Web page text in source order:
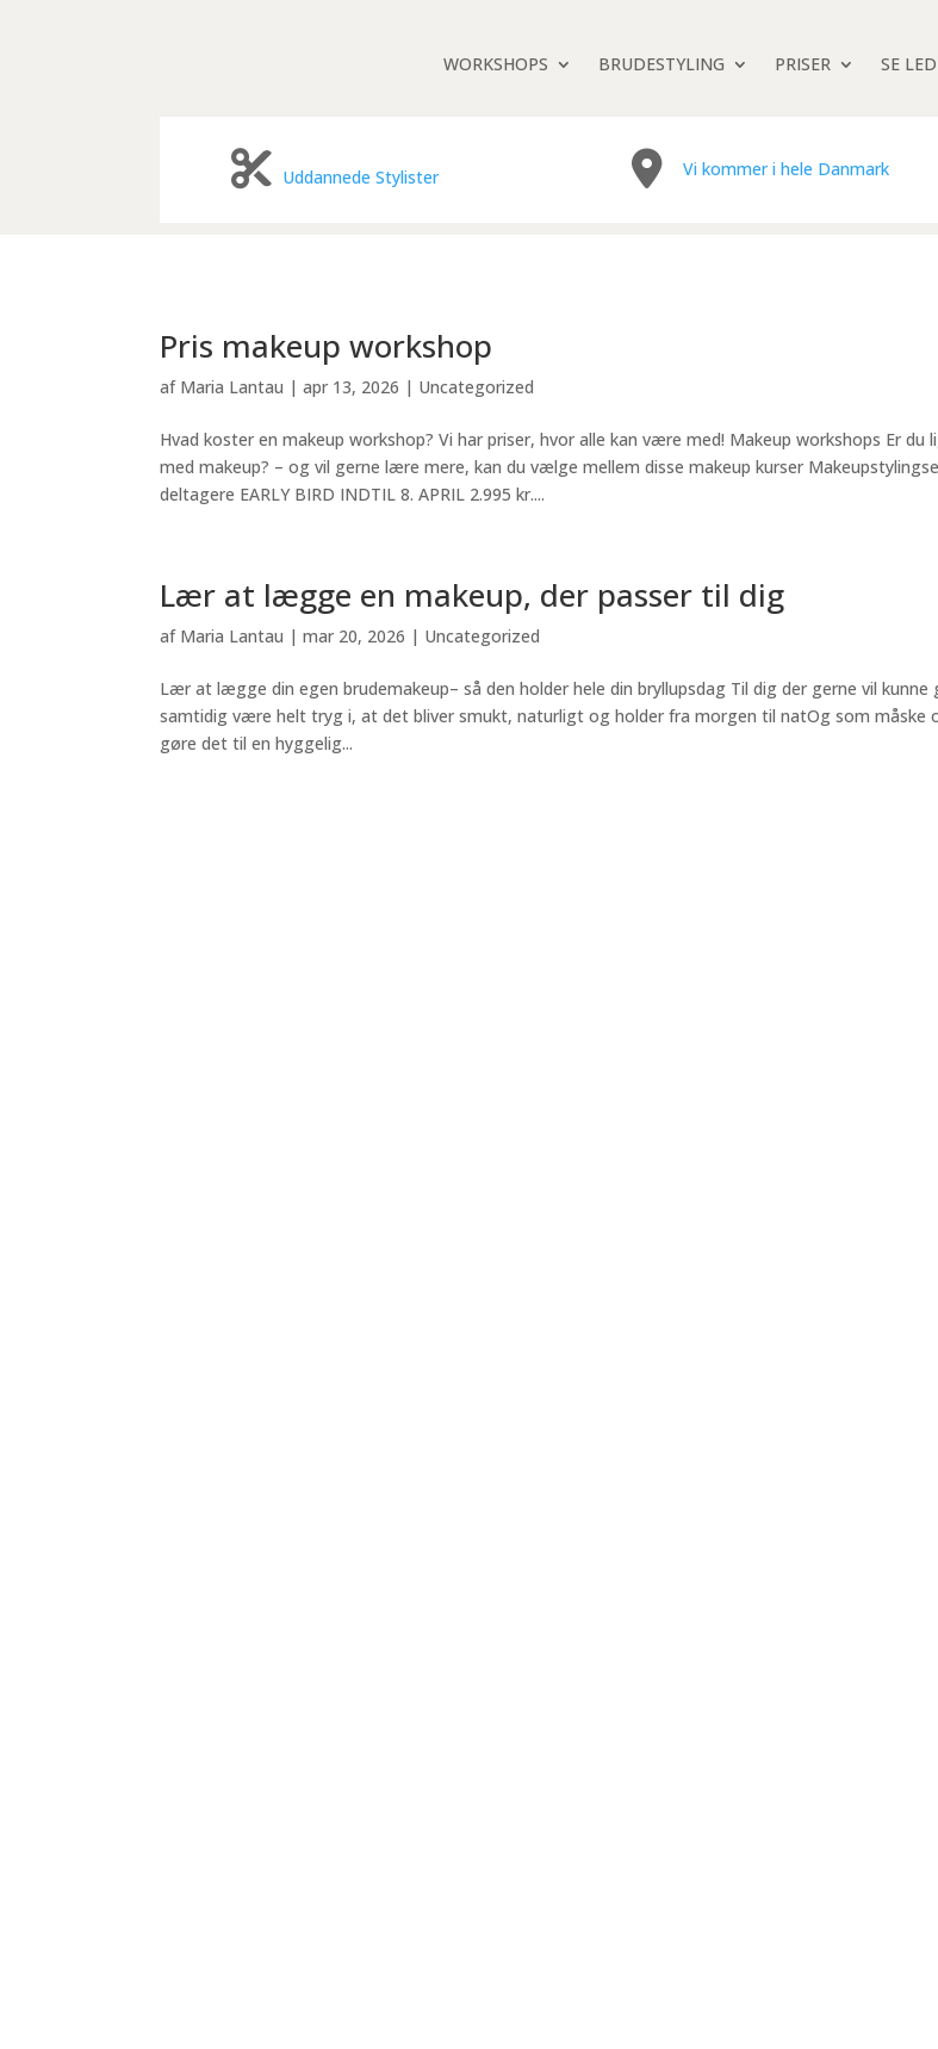
WORKSHOPS BRUDESTYLING PRISER SE
Uddannede Stylister Vi kommer i hele Danmark
Pris makeup workshop
af Maria Lantau |apr 13, 2026 | Uncategorized
Hvad koster en makeup workshop? Vi har priser, hvor alle kan være med! Makeup workshops Er du
med makeup? – og vil gerne lære mere, kan du vælge mellem disse makeup kurser
deltagere EARLY BIRD INDTIL 8. APRIL 2.995 kr....
Lær at lægge en makeup, der passer til dig
af Maria Lantau |mar 20, 2026 | Uncategorized
Lær at lægge din egen brudemakeup– så den holder hele din bryllupsdag Til dig der gerne vil kunne
samtidig være helt tryg i, at det bliver smukt, naturligt og holder fra morgen til natOg som måske
gøre det til en hyggelig...